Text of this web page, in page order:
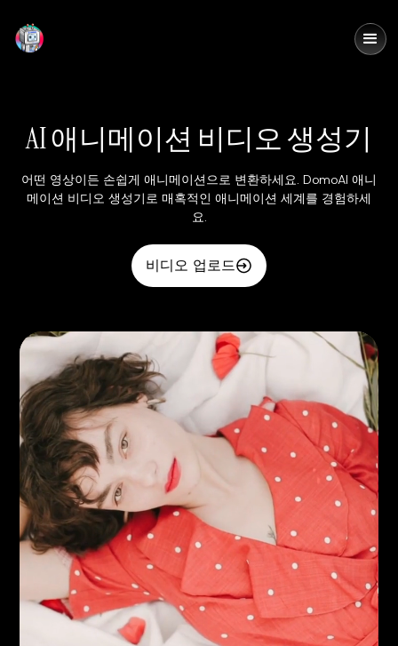
AI 애니메이션 비디오 생성기
어떤 영상이든 손쉽게 애니메이션으로 변환하세요. DomoAI 애니
메이션 비디오 생성기로 매혹적인 애니메이션 세계를 경험하세
요.
비디오 업로드